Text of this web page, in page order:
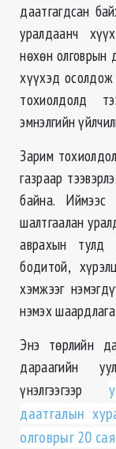
даатгагдсан
уралдаанч
нөхөн олговрын
хүүхэд осолдож
тохиолдолд
эмнэлгийн
Зарим
газраар
байна.
шалтгаалан
аврахын тулд
бодитой,
хэмжээг
нэмэх
Энэ төрлийн
дараагийн
үнэлгээгээр
даатгалын
олговрыг 20